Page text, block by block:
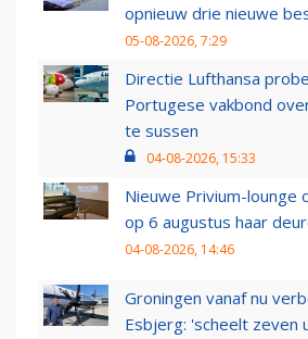
opnieuw drie nieuwe
05-08-2026, 7:29
Directie Lufthansa
Portugese vakbond
te sussen
04-08-2026, 15:33
Nieuwe Privium-lounge
op 6 augustus haar
04-08-2026, 14:46
Groningen vanaf nu
Esbjerg: 'scheelt zeven